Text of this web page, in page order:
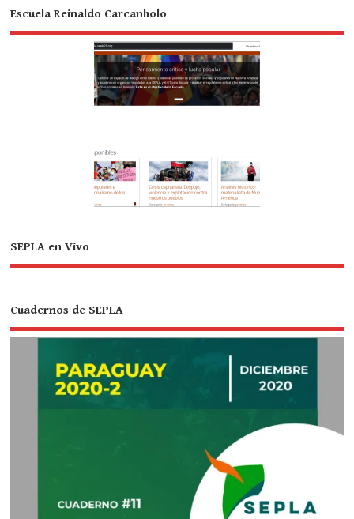
Escuela Reinaldo Carcanholo
SEPLA en Vivo
Cuadernos de SEPLA